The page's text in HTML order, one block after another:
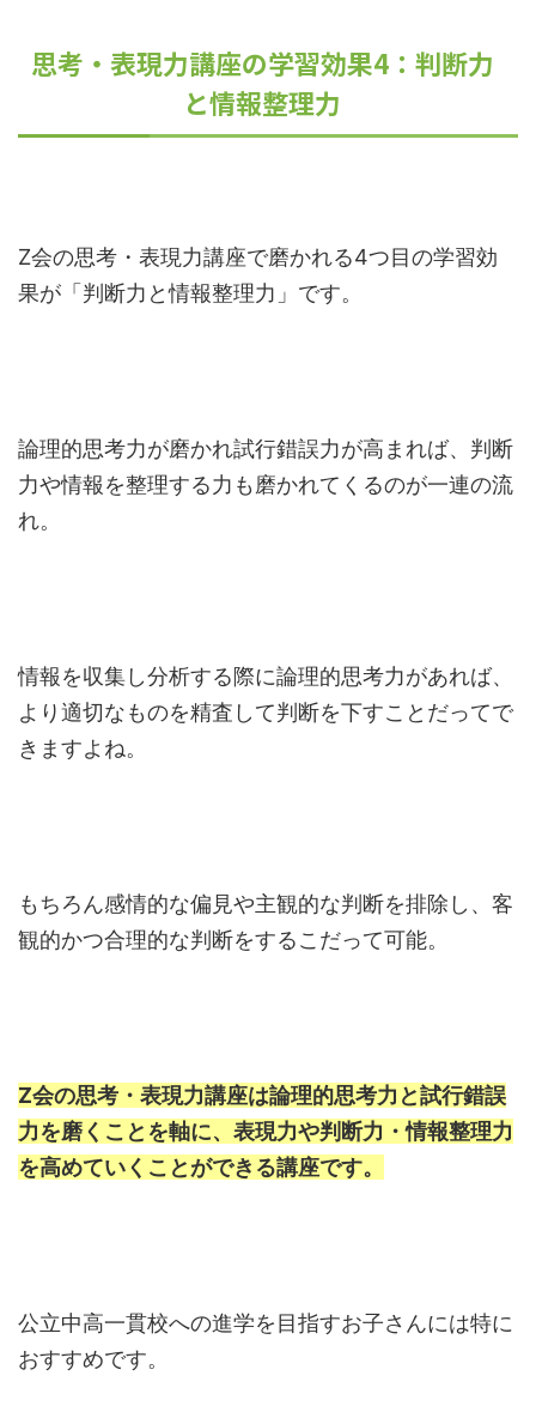
思考・表現力講座の学習効果4：判断力
と情報整理力
Z会の思考・表現力講座で磨かれる4つ目の学習効
果が「判断力と情報整理力」です。
論理的思考力が磨かれ試行錯誤力が高まれば、判断
力や情報を整理する力も磨かれてくるのが一連の流
れ。
情報を収集し分析する際に論理的思考力があれば、
より適切なものを精査して判断を下すことだってで
きますよね。
もちろん感情的な偏見や主観的な判断を排除し、客
観的かつ合理的な判断をするこだって可能。
Z会の思考・表現力講座は論理的思考力と試行錯誤
力を磨くことを軸に、表現力や判断力・情報整理力
を高めていくことができる講座です。
公立中高一貫校への進学を目指すお子さんには特に
おすすめです。